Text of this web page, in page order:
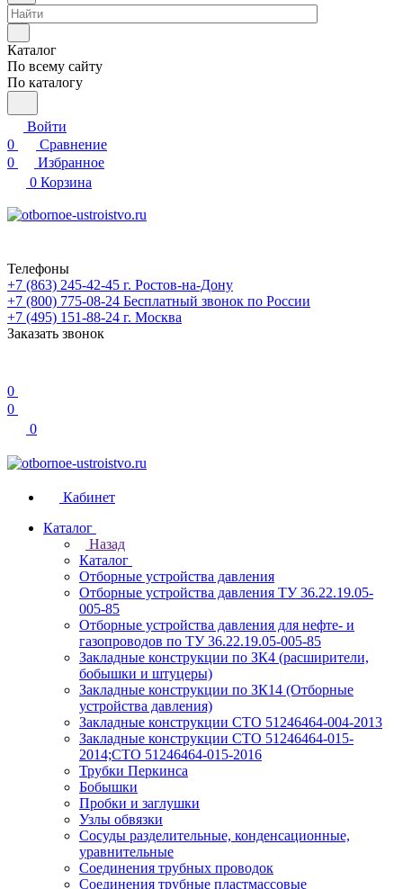
Каталог
По всему сайту
По каталогу
Войти
0
Сравнение
0
Избранное
0 Корзина
Телефоны
+7 (863) 245-42-45 г. Ростов-на-Дону
+7 (800) 775-08-24 Бесплатный звонок по России
+7 (495) 151-88-24 г. Москва
Заказать звонок
0
0
0
Кабинет
Каталог
Назад
Каталог
Отборные устройства давления
Отборные устройства давления ТУ 36.22.19.05-
005-85
Отборные устройства давления для нефте- и
газопроводов по ТУ 36.22.19.05-005-85
Закладные конструкции по ЗК4 (расширители,
бобышки и штуцеры)
Закладные конструкции по ЗК14 (Отборные
устройства давления)
Закладные конструкции СТО 51246464-004-2013
Закладные конструкции СТО 51246464-015-
2014;СТО 51246464-015-2016
Трубки Перкинса
Бобышки
Пробки и заглушки
Узлы обвязки
Сосуды разделительные, конденсационные,
уравнительные
Соединения трубных проводок
Соединения трубные пластмассовые